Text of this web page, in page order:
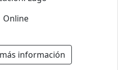
Online
información